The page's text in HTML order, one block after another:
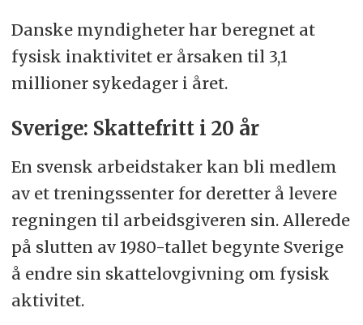
Danske myndigheter har beregnet at
fysisk inaktivitet er årsaken til 3,1
millioner sykedager i året.
Sverige: Skattefritt i 20 år
En svensk arbeidstaker kan bli medlem
av et trenings­senter for deretter å levere
regningen til arbeids­giveren sin. Allerede
på slutten av 1980-tallet begynte Sverige
å endre sin skatte­lov­givning om fysisk
aktivitet.